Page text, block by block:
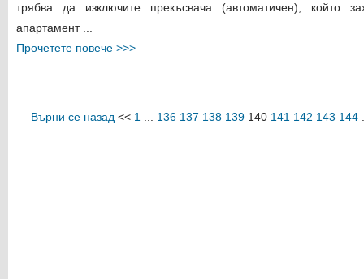
трябва да изключите прекъсвача (автоматичен), който
апартамент ...
Прочетете повече >>>
Върни се назад << 1 136 137 138 139 140 141 142 143 144